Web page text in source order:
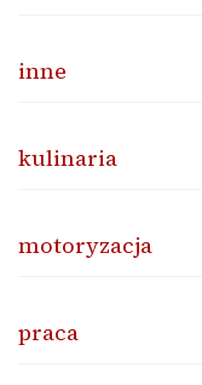
inne
kulinaria
motoryzacja
praca